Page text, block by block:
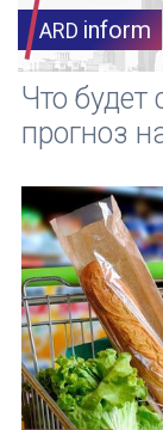
ARD inform
Что
прогноз